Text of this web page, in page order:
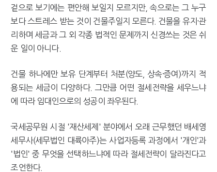
겉으로 보기에는 편안해 보일지 모르지만, 속으로는 그 누구
보다 스트레스 받는 것이 건물주일지 모른다. 건물을 유지·관
리하며 세금과 그 외 각종 법적인 문제까지 신경쓰는 것은 쉬
운 일이 아니다.
건물 하나에만 보유 단계부터 처분(양도, 상속·증여)까지 적
용되는 세금이 다양하다. 그만큼 어떤 절세전략을 세우느냐
에 따라 임대인으로의 성공이 좌우된다.
국세공무원 시절 '재산세제' 분야에서 오래 근무했던 배세영
세무사(세무법인 대륙아주)는 사업자등록 과정에서 '개인'과
'법인' 중 무엇을 선택하느냐에 따라 절세전략이 달라진다고
조언한다.